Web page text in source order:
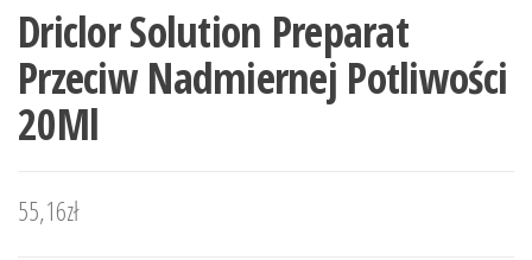
Driclor Solution Preparat
Przeciw Nadmiernej Potliwości
20Ml
55,16zł